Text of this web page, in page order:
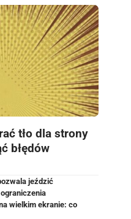
tło dla strony
błędów
jeździć
wielkim ekranie: co